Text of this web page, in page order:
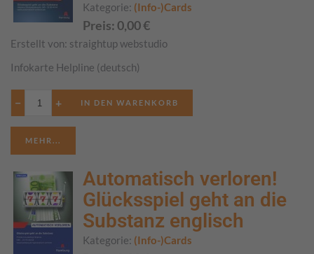
Kategorie: (Info-)Cards
Preis: 0,00€
Erstellt von: straightup webstudio
Infokarte Helpline (deutsch)
− +
MEHR...
Automatisch verloren!
Glücksspiel geht an die
Substanz englisch
Kategorie: (Info-)Cards